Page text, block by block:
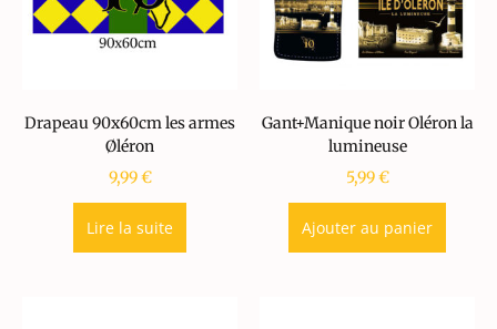
Drapeau 90x60cm les armes
Øléron
9,99€
Lire la suite
Gant+Manique noir Oléron la
lumineuse
5,99€
Ajouter au panier